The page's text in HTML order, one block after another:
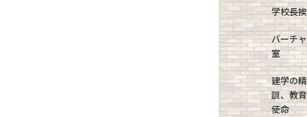
学校長
バーチ
室
建学の
訓、教
使命